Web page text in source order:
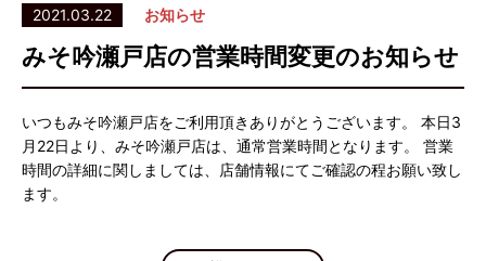
2021.03.22 お知らせ
みそ吟瀬戸店の営業時間変更のお知らせ
いつもみそ吟瀬戸店をご利用頂きありがとうございます。 本日3
月22日より、みそ吟瀬戸店は、通常営業時間となります。 営業
時間の詳細に関しましては、店舗情報にてご確認の程お願い致し
ます。